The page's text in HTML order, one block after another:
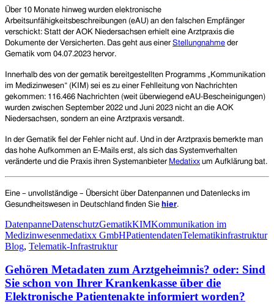
Über 10 Monate hinweg wurden elektronische
Arbeitsunfähigkeitsbeschreibungen (eAU) an den falschen Empfänger
verschickt: Statt der AOK Niedersachsen erhielt eine Arztpraxis die
Dokumente der Versicherten. Das geht aus einer Stellungnahme der
Gematik vom 04.07.2023 hervor.
Innerhalb des von der gematik bereitgestellten Programms „Kommunikation
im Medizinwesen“ (KIM) sei es zu einer Fehlleitung von Nachrichten
gekommen: 116.466 Nachrichten (weit überwiegend eAU-Bescheinigungen)
wurden zwischen September 2022 und Juni 2023 nicht an die AOK
Niedersachsen, sondern an eine Arztpraxis versandt.
In der Gematik fiel der Fehler nicht auf. Und in der Arztpraxis bemerkte man
das hohe Aufkommen an E-Mails erst, als sich das Systemverhalten
veränderte und die Praxis ihren Systemanbieter Medatixx um Aufklärung bat.
Eine – unvollständige – Übersicht über Datenpannen und Datenlecks im
Gesundheitswesen in Deutschland finden Sie hier.
DatenpanneDatenschutzGematikKIMKommunikation im
Medizinwesenmedatixx GmbHPatientendatenTelematikinfrastruktur
Blog, Telematik-Infrastruktur
Gehören Metadaten zum Arztgeheimnis? oder: Sind
Sie schon von Ihrer Krankenkasse über die
Elektronische Patientenakte informiert worden?